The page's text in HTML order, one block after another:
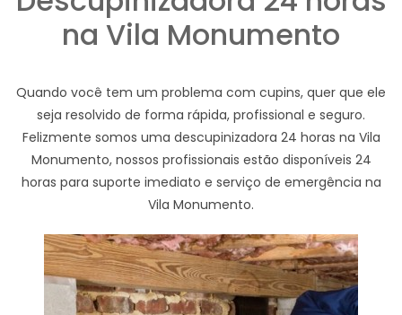
na Vila Monumento
Quando você tem um problema com cupins, quer que ele
seja resolvido de forma rápida, profissional e seguro.
Felizmente somos uma descupinizadora 24 horas na Vila
Monumento, nossos profissionais estão disponíveis 24
horas para suporte imediato e serviço de emergência na
Vila Monumento.